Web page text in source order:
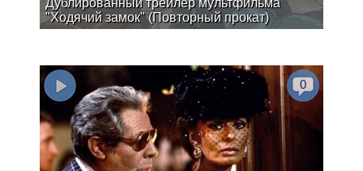
Дублированный трейлер мультфильма
"Ходячий замок" (Повторный прокат)
0